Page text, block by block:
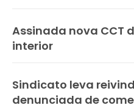
Assinada nova CCT
interior
Sindicato leva
denunciada de